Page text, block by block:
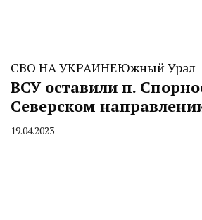
СВО НА УКРАИНЕЮжный Урал
ВСУ оставили п.
Северском
By
19.04.2023